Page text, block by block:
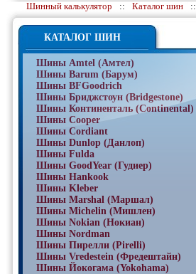
Шинный калькулятор :: Каталог шин ::
КАТАЛОГ ШИН
Шины Amtel (Амтел)
Шины Barum (Барум)
Шины BFGoodrich
Шины Бриджстоун (Bridgestone)
Шины Континенталь (Continental)
Шины Cooper
Шины Cordiant
Шины Dunlop (Данлоп)
Шины Fulda
Шины GoodYear (Гудиер)
Шины Hankook
Шины Kleber
Шины Marshal (Маршал)
Шины Michelin (Мишлен)
Шины Nokian (Нокиан)
Шины Nordman
Шины Пирелли (Pirelli)
Шины Vredestein (Фредештайн)
Шины Йокогама (Yokohama)